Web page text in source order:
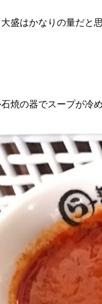
盛はかなりの量だと思
焼の器でスープが冷